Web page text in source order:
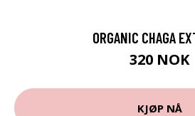
ORGANIC CHAGA
320 NOK
KJØP NÅ